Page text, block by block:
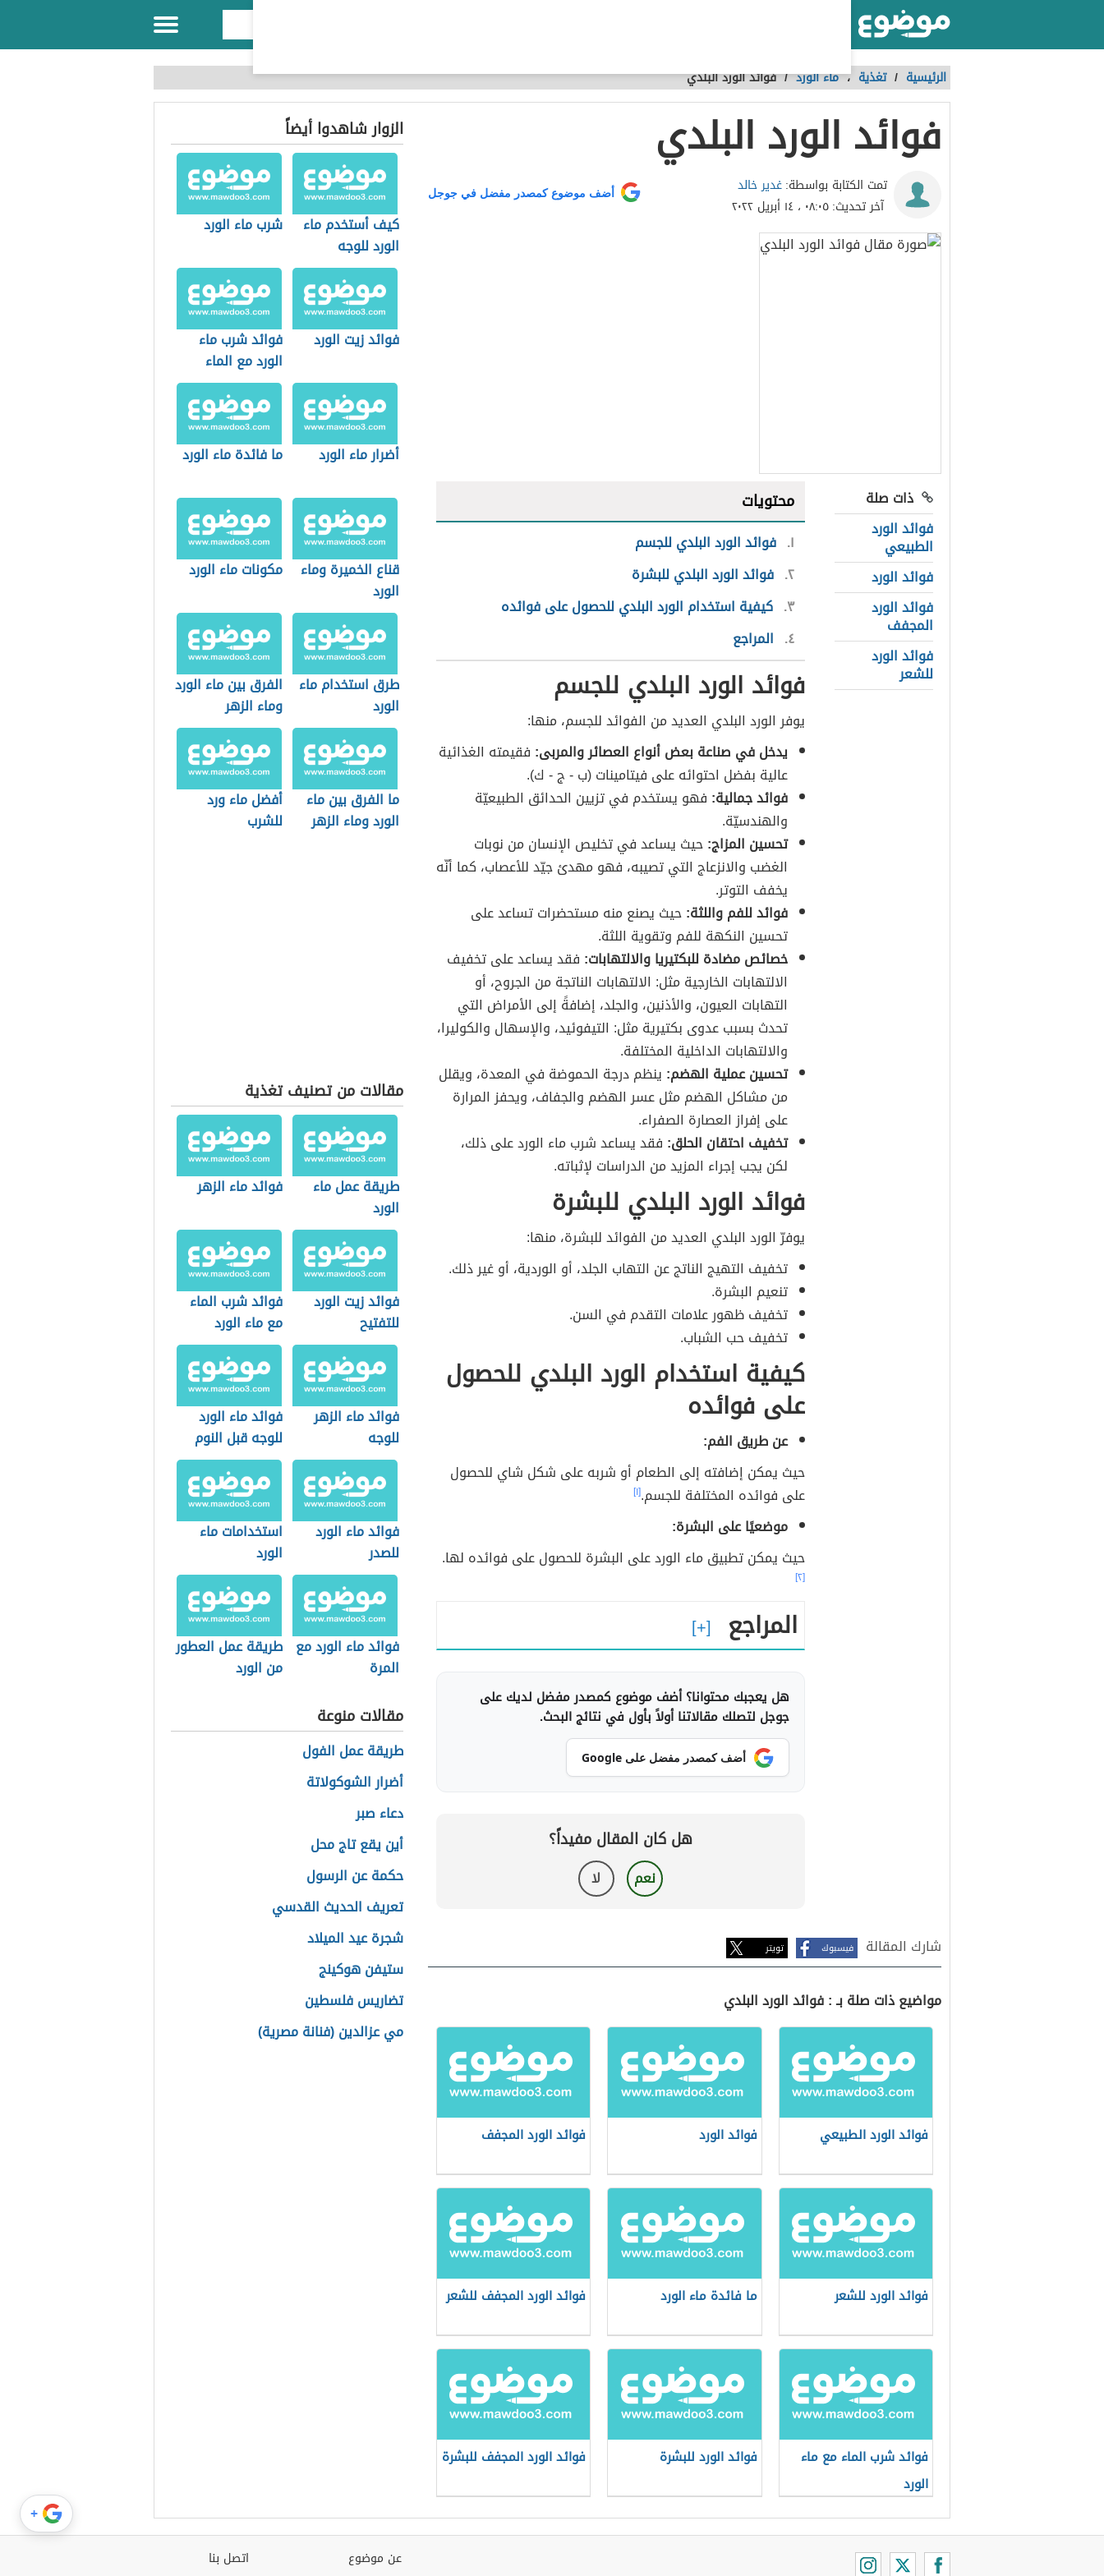
الرئيسية / تغذية ،ماء الورد /فوائد الورد البلدي
فوائد الورد البلدي
تمت الكتابة بواسطة:غدير خالد
آخر تحديث:٠٨:٠٥ ، ١٤ أبريل ٢٠٢٢
أضف موضوع كمصدر مفضل في جوجل
ذات صلة
فوائد الورد
الطبيعي
فوائد الورد
فوائد الورد
المجفف
فوائد الورد
للشعر
محتويات
١ فوائد الورد البلدي للجسم
٢ فوائد الورد البلدي للبشرة
٣ كيفية استخدام الورد البلدي للحصول على فوائده
٤ المراجع
فوائد الورد البلدي للجسم
يوفر الورد البلدي العديد من الفوائد للجسم، منها:
يدخل في صناعة بعض أنواع العصائر والمربى: فقيمته الغذائية
عالية بفضل احتوائه على فيتامينات (ب - ج - ك).
فوائد جمالية: فهو يستخدم في تزيين الحدائق الطبيعيّة
والهندسيّة.
تحسين المزاج:حيث يساعد في تخليص الإنسان من نوبات
الغضب والانزعاج التي تصيبه، فهو مهدئ جيّد للأعصاب، كما أنّه
يخفف التوتر.
فوائد للفم واللثة:حيث يصنع منه مستحضرات تساعد على
تحسين النكهة للفم وتقوية اللثة.
خصائص مضادة للبكتيريا والالتهابات: فقد يساعد على تخفيف
الالتهابات الخارجية مثل: الالتهابات الناتجة من الجروح، أو
التهابات العيون، والأذنين، والجلد، إضافةً إلى الأمراض التي
تحدث بسبب عدوى بكتيرية مثل: التيفوئيد، والإسهال والكوليرا،
والالتهابات الداخلية المختلفة.
تحسين عملية الهضم: ينظم درجة الحموضة في المعدة، ويقلل
من مشاكل الهضم مثل عسر الهضم والجفاف، ويحفز المرارة
على إفراز العصارة الصفراء.
تخفيف احتقان الحلق: فقد يساعد شرب ماء الورد على ذلك،
لكن يجب إجراء المزيد من الدراسات لإثباته.
فوائد الورد البلدي للبشرة
يوفرّ الورد البلدي العديد من الفوائد للبشرة، منها:
تخفيف التهيج الناتج عن التهاب الجلد، أو الوردية، أو غير ذلك.
تنعيم البشرة.
تخفيف ظهور علامات التقدم في السن.
تخفيف حب الشباب.
كيفية استخدام الورد البلدي للحصول
على فوائده
عن طريق الفم:
حيث يمكن إضافته إلى الطعام أو شربه على شكل شاي للحصول
على فوائده المختلفة للجسم.[١]
موضعيًا على البشرة:
حيث يمكن تطبيق ماء الورد على البشرة للحصول على فوائده لها.
[٢]
المراجع
هل يعجبك محتوانا؟ أضف موضوع كمصدر مفضل لديك على
جوجل لتصلك مقالاتنا أولاً بأول في نتائج البحث.
أضف كمصدر مفضل على Google
هل كان المقال مفيداً؟
نعم لا
شارك المقالة فيسبوك تويتر
مواضيع ذات صلة بـ : فوائد الورد البلدي
فوائد الورد الطبيعي فوائد الورد فوائد الورد المجفف
فوائد الورد للشعر ما فائدة ماء الورد فوائد الورد المجفف للشعر
فوائد شرب الماء مع ماء
الورد
فوائد الورد للبشرة فوائد الورد المجفف للبشرة
الزوار شاهدوا أيضاً
كيف أستخدم ماء
الورد للوجه
شرب ماء الورد
فوائد زيت الورد
فوائد شرب ماء
الورد مع الماء
أضرار ماء الورد ما فائدة ماء الورد
قناع الخميرة وماء
الورد
مكونات ماء الورد
طرق استخدام ماء
الورد
الفرق بين ماء الورد
وماء الزهر
ما الفرق بين ماء
الورد وماء الزهر
أفضل ماء ورد
للشرب
مقالات من تصنيف تغذية
طريقة عمل ماء
الورد
فوائد ماء الزهر
فوائد زيت الورد
للتفتيح
فوائد شرب الماء
مع ماء الورد
فوائد ماء الزهر
للوجه
فوائد ماء الورد
للوجه قبل النوم
فوائد ماء الورد
للصدر
استخدامات ماء
الورد
فوائد ماء الورد مع
المرة
طريقة عمل العطور
من الورد
مقالات منوعة
طريقة عمل الفول
أضرار الشوكولاتة
دعاء صبر
أين يقع تاج محل
حكمة عن الرسول
تعريف الحديث القدسي
شجرة عيد الميلاد
ستيفن هوكينج
تضاريس فلسطين
مي عزالدين (فنانة مصرية)
اتصل بنا عن موضوع
+